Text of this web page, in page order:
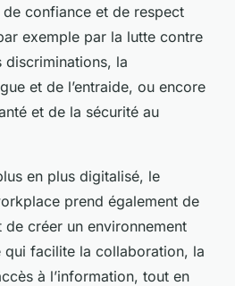
de confiance et de respect
exemple par la lutte contre
discriminations, la
et de l’entraide, ou encore
et de la sécurité au
en plus digitalisé, le
prend également de
de créer un environnement
qui facilite la collaboration, la
à l’information, tout en